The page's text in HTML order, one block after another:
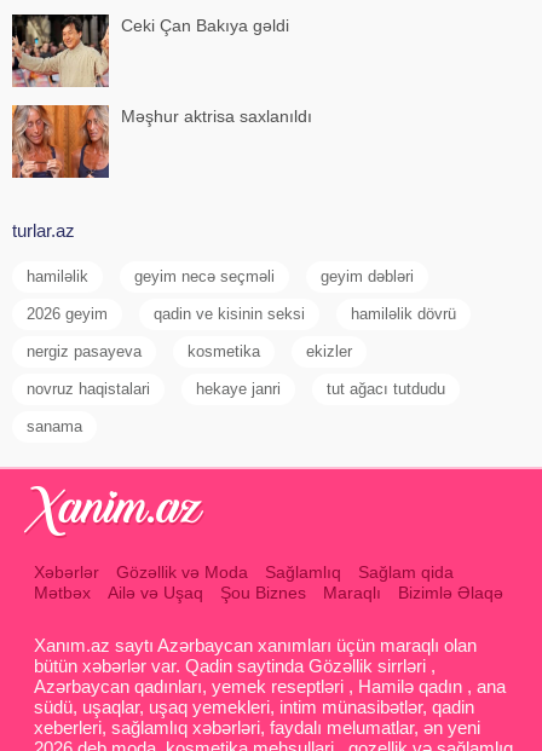
Ceki Çan Bakıya gəldi
Məşhur aktrisa saxlanıldı
turlar.az
hamiləlik geyim necə seçməli geyim dəbləri
2026 geyim qadin ve kisinin seksi hamiləlik dövrü
nergiz pasayeva kosmetika ekizler
novruz haqistalari hekaye janri tut ağacı tutdudu
sanama
Xəbərlər Gözəllik və Moda Sağlamlıq
Sağlam qida
Mətbəx
Ailə və Uşaq Şou Biznes Maraqlı Bizimlə Əlaqə
Xanım.az saytı Azərbaycan xanımları üçün maraqlı olan
bütün xəbərlər var. Qadin saytinda Gözəllik sirrləri ,
Azərbaycan qadınları, yemek reseptləri , Hamilə qadın , ana
südü, uşaqlar, uşaq yemekleri, intim münasibətlər, qadin
xeberleri, sağlamlıq xəbərləri, faydalı melumatlar, ən yeni